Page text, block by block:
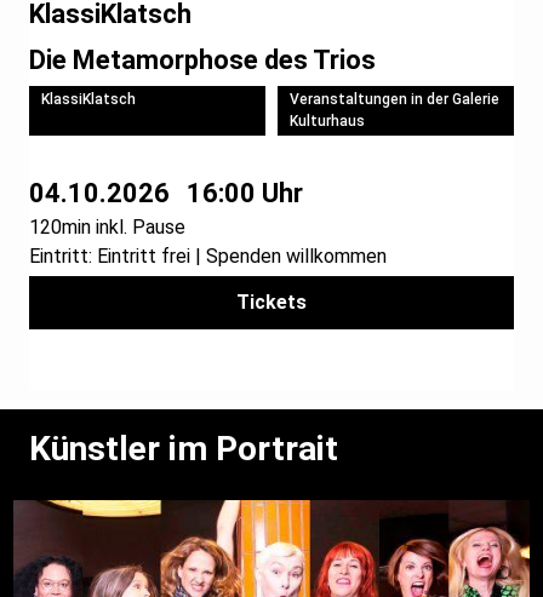
KlassiKlatsch
Veranstaltungen in der Galerie
Kulturhaus
04.10.2026 16:00 Uhr
120min inkl. Pause
Eintritt: Eintritt frei | Spenden willkommen
Tickets
KlassiKlatsch
Die Metamorphose des Trios
Künstler im Portrait